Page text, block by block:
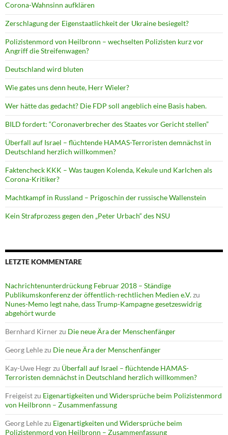
Corona-Wahnsinn aufklären
Zerschlagung der Eigenstaatlichkeit der Ukraine besiegelt?
Polizistenmord von Heilbronn – wechselten Polizisten kurz vor
Angriff die Streifenwagen?
Deutschland wird bluten
Wie gates uns denn heute, Herr Wieler?
Wer hätte das gedacht? Die FDP soll angeblich eine Basis haben.
BILD fordert: “Coronaverbrecher des Staates vor Gericht stellen”
Überfall auf Israel – flüchtende HAMAS-Terroristen demnächst in
Deutschland herzlich willkommen?
Faktencheck KKK – Was taugen Kolenda, Kekule und Karlchen als
Corona-Kritiker?
Machtkampf in Russland – Prigoschin der russische Wallenstein
Kein Strafprozess gegen den „Peter Urbach“ des NSU
LETZTE KOMMENTARE
Nachrichtenunterdrückung Februar 2018 – Ständige
Publikumskonferenz der öffentlich-rechtlichen Medien e.V.zu
Nunes-Memo legt nahe, dass Trump-Kampagne gesetzeswidrig
abgehört wurde
Bernhard Kirnerzu Die neue Ära der Menschenfänger
Georg Lehlezu Die neue Ära der Menschenfänger
Kay-Uwe Hegrzu Überfall auf Israel – flüchtende HAMAS-
Terroristen demnächst in Deutschland herzlich willkommen?
Freigeistzu Eigenartigkeiten und Widersprüche beim Polizistenmord
von Heilbronn – Zusammenfassung
Georg Lehlezu Eigenartigkeiten und Widersprüche beim
Polizistenmord von Heilbronn – Zusammenfassung